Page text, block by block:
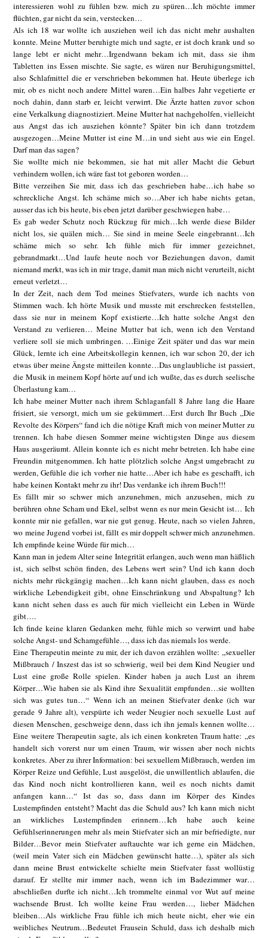
interessieren wohl zu fühlen bzw. mich zu spüren…Ich möchte immer
flüchten, gar nicht da sein, verstecken…
Als ich 18 war wollte ich ausziehen weil ich das nicht mehr aushalten
konnte. Meine Mutter beruhigte mich und sagte, er ist doch krank und so
lange lebt er nicht mehr…Irgendwann bekam ich mit, dass sie ihm
Tabletten ins Essen mischte. Sie sagte, es wären nur Beruhigungsmittel,
also Schlafmittel die er verschrieben bekommen hat. Heute überlege ich
mir, ob es nicht noch andere Mittel waren…Ein halbes Jahr vegetierte er
noch dahin, dann starb er, leicht verwirrt. Die Ärzte hatten zuvor schon
eine Verkalkung diagnostiziert. Meine Mutter hat nachgeholfen, vielleicht
aus Angst das ich ausziehen könnte? Später bin ich dann trotzdem
ausgezogen…Meine Mutter ist eine M…in und sieht aus wie ein Engel.
Darf man das sagen?
Sie wollte mich nie bekommen, sie hat mit aller Macht die Geburt
verhindern wollen, ich wäre fast tot geboren worden…
Bitte verzeihen Sie mir, dass ich das geschrieben habe…ich habe so
schreckliche Angst. Ich schäme mich so…Aber ich habe nichts getan,
ausser das ich bis heute, bis eben jetzt darüber geschwiegen habe…
Es gab weder Schutz noch Rückzug für mich…Ich werde diese Bilder
nicht los, sie quälen mich… Sie sind in meine Seele eingebrannt…Ich
schäme mich so sehr. Ich fühle mich für immer gezeichnet,
gebrandmarkt…Und laufe heute noch vor Beziehungen davon, damit
niemand merkt, was ich in mir trage, damit man mich nicht verurteilt, nicht
erneut verletzt…
In der Zeit, nach dem Tod meines Stiefvaters, wurde ich nachts von
Stimmen wach. Ich hörte Musik und musste mit erschrecken feststellen,
dass sie nur in meinem Kopf existierte…Ich hatte solche Angst den
Verstand zu verlieren… Meine Mutter bat ich, wenn ich den Verstand
verliere soll sie mich umbringen. …Einige Zeit später und das war mein
Glück, lernte ich eine Arbeitskollegin kennen, ich war schon 20, der ich
etwas über meine Ängste mitteilen konnte…Das unglaubliche ist passiert,
die Musik in meinem Kopf hörte auf und ich wußte, das es durch seelische
Überlastung kam…
Ich habe meiner Mutter nach ihrem Schlaganfall 8 Jahre lang die Haare
frisiert, sie versorgt, mich um sie gekümmert…Erst durch Ihr Buch „Die
Revolte des Körpers“ fand ich die nötige Kraft mich von meiner Mutter zu
trennen. Ich habe diesen Sommer meine wichtigsten Dinge aus diesem
Haus ausgeräumt. Allein konnte ich es nicht mehr betreten. Ich habe eine
Freundin mitgenommen. Ich hatte plötzlich solche Angst umgebracht zu
werden, Gefühle die ich vorher nie hatte…Aber ich habe es geschafft, ich
habe keinen Kontakt mehr zu ihr! Das verdanke ich ihrem Buch!!!
Es fällt mir so schwer mich anzunehmen, mich anzusehen, mich zu
berühren ohne Scham und Ekel, selbst wenn es nur mein Gesicht ist… Ich
konnte mir nie gefallen, war nie gut genug. Heute, nach so vielen Jahren,
wo meine Jugend vorbei ist, fällt es mir doppelt schwer mich anzunehmen.
Ich empfinde keine Würde für mich…
Kann man in jedem Alter seine Integrität erlangen, auch wenn man häßlich
ist, sich selbst schön finden, des Lebens wert sein? Und ich kann doch
nichts mehr rückgängig machen…Ich kann nicht glauben, dass es noch
wirkliche Lebendigkeit gibt, ohne Einschränkung und Abspaltung? Ich
kann nicht sehen dass es auch für mich vielleicht ein Leben in Würde
gibt….
Ich finde keine klaren Gedanken mehr, fühle mich so verwirrt und habe
solche Angst- und Schamgefühle…, dass ich das niemals los werde.
Eine Therapeutin meinte zu mir, der ich davon erzählen wollte: „sexueller
Mißbrauch / Inszest das ist so schwierig, weil bei dem Kind Neugier und
Lust eine große Rolle spielen. Kinder haben ja auch Lust an ihrem
Körper…Wie haben sie als Kind ihre Sexualität empfunden…sie wollten
sich was gutes tun…“ Wenn ich an meinen Stiefvater denke (ich war
gerade 9 Jahre alt), verspürte ich weder Neugier noch sexuelle Lust auf
diesen Menschen, geschweige denn, dass ich ihn jemals kennen wollte…
Eine weitere Therapeutin sagte, als ich einen konkreten Traum hatte: „es
handelt sich vorerst nur um einen Traum, wir wissen aber noch nichts
konkretes. Aber zu ihrer Information: bei sexuellem Mißbrauch, werden im
Körper Reize und Gefühle, Lust ausgelöst, die unwillentlich ablaufen, die
das Kind noch nicht kontrollieren kann, weil es noch nichts damit
anfangen kann…“ Ist das so, dass dann im Körper des Kindes
Lustempfinden entsteht? Macht das die Schuld aus? Ich kann mich nicht
an wirkliches Lustempfinden erinnern…Ich habe auch keine
Gefühlserinnerungen mehr als mein Stiefvater sich an mir befriedigte, nur
Bilder…Bevor mein Stiefvater auftauchte war ich gerne ein Mädchen,
(weil mein Vater sich ein Mädchen gewünscht hatte…), später als sich
dann meine Brust entwickelte schielte mein Stiefvater fasst wollüstig
darauf. Er stellte mir immer nach, wenn ich im Badezimmer war…
abschließen durfte ich nicht…Ich trommelte einmal vor Wut auf meine
wachsende Brust. Ich wollte keine Frau werden…, lieber Mädchen
bleiben…Als wirkliche Frau fühle ich mich heute nicht, eher wie ein
weibliches Neutrum…Bedeutet Frausein Schuld, dass ich deshalb mich